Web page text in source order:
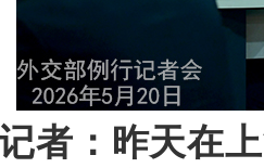
者：昨天在